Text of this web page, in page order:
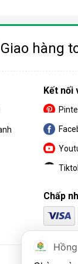
Giao hàng
Kết nối
Chấp